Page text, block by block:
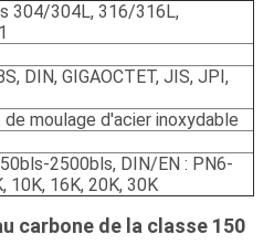
304/304L, 316/316L,
DIN, GIGAOCTET, JIS, JPI,
moulage d'acier inoxydable
2500bls, DIN/EN : PN6-
10K, 16K, 20K, 30K
carbone de la classe 150